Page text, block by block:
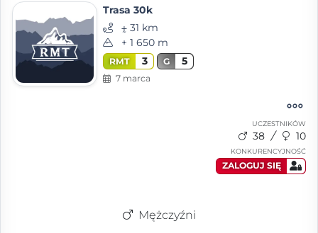
Trasa 30k
⨦ 31 km
+ 1 650 m
RMT 3 G 5
7 marca
UCZESTNIKÓW
38 10
KONKURENCYJNOŚĆ
ZALOGUJ SIĘ
Mężczyźni